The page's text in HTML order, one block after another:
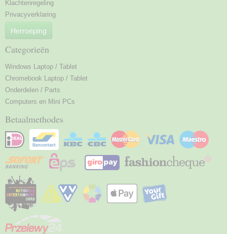
Klachtenregeling
Privacyverklaring
Herroeping
Categorieën
Windows Laptop / Tablet
Chromebook Laptop / Tablet
Onderdelen / Parts
Computers en Mini PCs
Betaalmethodes